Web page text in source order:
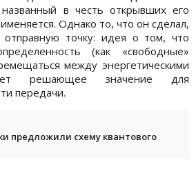
в честь открывших его
Однако то, что он сделал,
отправную точку: идея о том, что
(как «свободные»
между энергетическими
решающее значение для
передачи.
предложили схему квантового